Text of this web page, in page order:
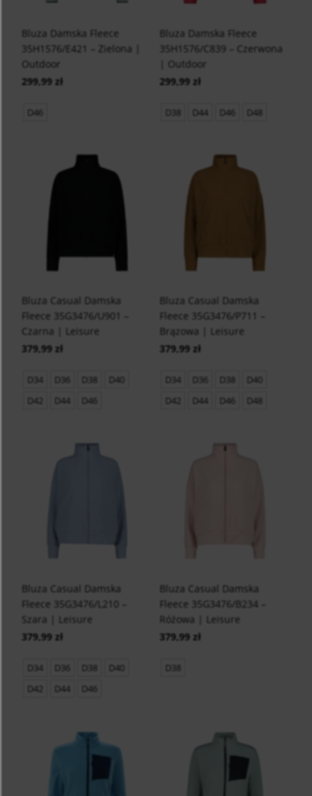
Bluza Damska Fleece
35H1576/E421 – Zielona |
Outdoor
299,99 zł
D46
Bluza Damska Fleece
35H1576/C839 – Czerwona
| Outdoor
299,99 zł
D38 D44 D46 D48
Bluza Casual Damska
Fleece 35G3476/U901 –
Czarna | Leisure
379,99 zł
D34 D36 D38
D40
D42
D44 D46
Bluza Casual Damska
Fleece 35G3476/P711 –
Brązowa | Leisure
379,99 zł
D34 D36 D38
D40
D42
D44 D46 D48
Bluza Casual Damska
Fleece 35G3476/L210 –
Szara | Leisure
379,99 zł
D34 D36 D38
D40
D42
D44 D46
Bluza Casual Damska
Fleece 35G3476/B234 –
Różowa | Leisure
379,99 zł
D38